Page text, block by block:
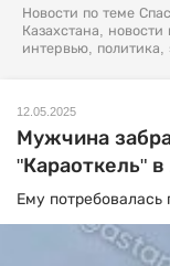
Новости по теме
Казахстана,
интервью,
12.05.2025
Мужчина
"Караоткель"
Ему потребовалась